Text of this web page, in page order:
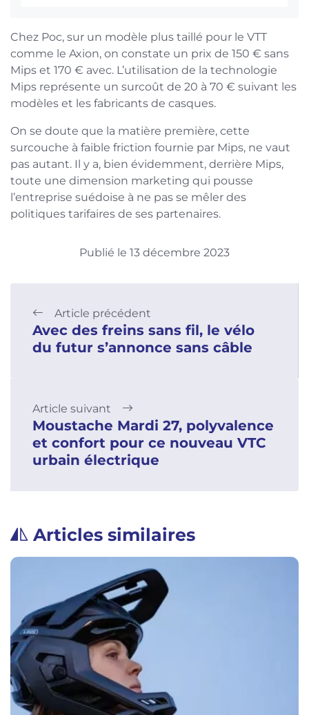
Chez Poc, sur un modèle plus taillé pour le VTT
comme le Axion, on constate un prix de 150 € sans
Mips et 170 € avec. L’utilisation de la technologie
Mips représente un surcoût de 20 à 70 € suivant les
modèles et les fabricants de casques.
On se doute que la matière première, cette
surcouche à faible friction fournie par Mips, ne vaut
pas autant. Il y a, bien évidemment, derrière Mips,
toute une dimension marketing qui pousse
l’entreprise suédoise à ne pas se mêler des
politiques tarifaires de ses partenaires.
Publié le 13 décembre 2023
Article précédent
Avec des freins sans fil, le vélo
du futur s’annonce sans câble
Article suivant
Moustache Mardi 27, polyvalence
et confort pour ce nouveau VTC
urbain électrique
Articles similaires